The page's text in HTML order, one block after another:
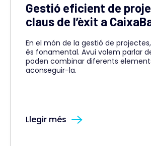
Gestió eficient de
claus de l’èxit a
En el món de la gestió de
és fonamental. Avui volem parlar
poden combinar diferents
aconseguir-la.
Llegir més